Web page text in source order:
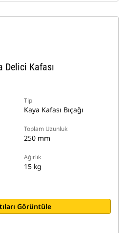
Delici Kafası
Tip
Kaya Kafası Bıçağı
Toplam Uzunluk
250 mm
Ağırlık
15 kg
Görüntüle